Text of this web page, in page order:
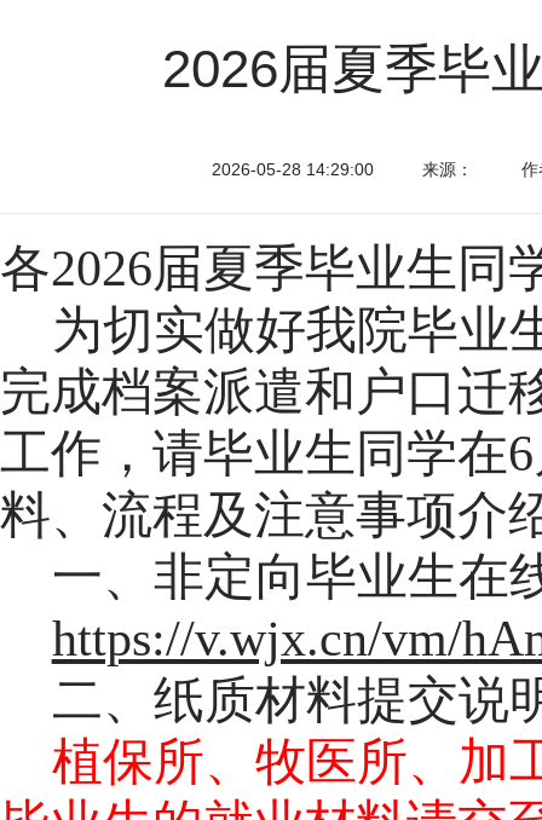
2026届夏季毕
2026-05-28 14:29:00 来源： 作
各2026届夏季毕业生同
为切实做好我院毕业
完成档案派遣和户口迁
工作，请毕业生同学在
料、流程及注意事项介
一、非定向毕业生在
https://v.wjx.cn/vm/
二、 纸质材料提交说
植保所、牧医所、加